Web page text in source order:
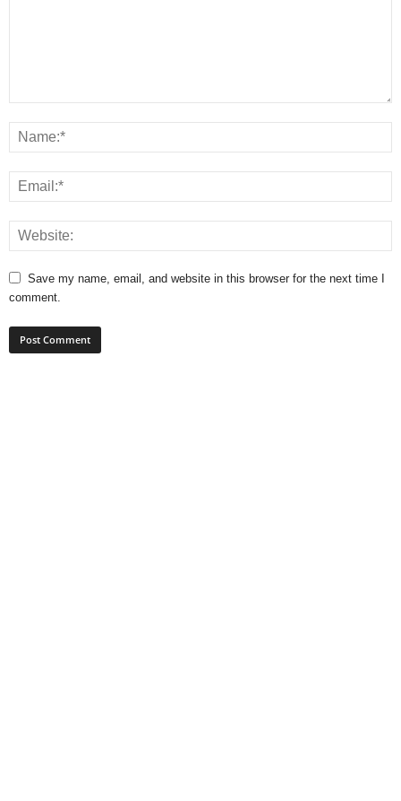
Save my name, email, and website in this browser for the next time I
comment.